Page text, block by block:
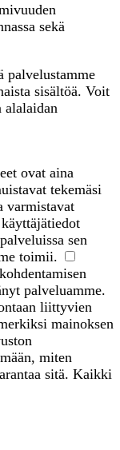
sekä
palvelustamme
sisältöä. Voit
alalaidan
ovat aina
tekemäsi
varmistavat
sen
toimii.
palveluamme.
liittyvien
mainoksen
miten
sitä. Kaikki